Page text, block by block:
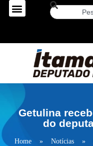
Getulina
do
Home » Notícias »